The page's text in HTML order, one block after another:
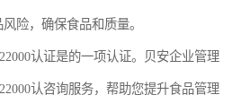
险，确保食品和质量。
认证是的一项认证。贝安企业管理
认咨询服务，帮助您提升食品管理